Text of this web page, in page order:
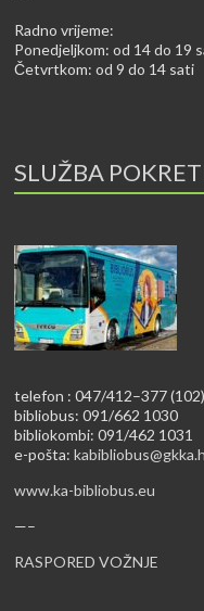
Radno vrijeme:
Ponedjeljkom: od 14 do 19
Četvrtkom: od 9 do 14 sati
SLUŽBA
telefon : 047/412–377 (102)
bibliobus: 091/662 1030
bibliokombi: 091/462 1031
e-pošta:
www.ka-bibliobus.eu
—–
RASPORED VOŽNJE